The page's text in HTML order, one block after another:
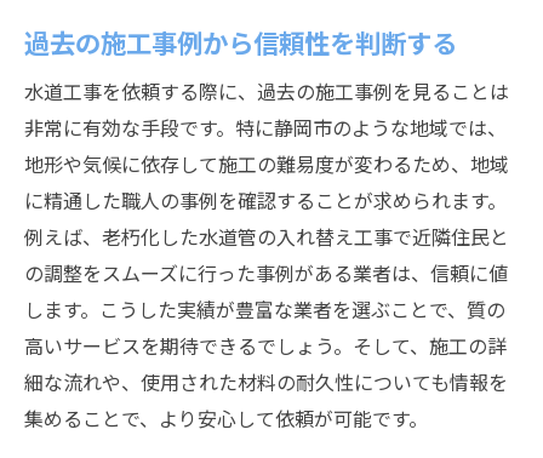
地元の資材調達への利便性
施工の安全性を保証する資格の重要性
高度な技術力を示す実績の確認
資格取得による信頼性の強化
技術向上のための継続的な研修
施工技術の多様性と対応力
技術力を裏付ける具体的な事例
失敗しない水道工事業者選び静岡市のケースス
タディ
過去の失敗事例から学ぶ教訓
過去の施工事例から信頼性を判断する
水道工事を依頼する際に、過去の施工事例を見ることは
非常に有効な手段です。特に静岡市のような地域では、
地形や気候に依存して施工の難易度が変わるため、地域
に精通した職人の事例を確認することが求められます。
例えば、老朽化した水道管の入れ替え工事で近隣住民と
の調整をスムーズに行った事例がある業者は、信頼に値
します。こうした実績が豊富な業者を選ぶことで、質の
高いサービスを期待できるでしょう。そして、施工の詳
細な流れや、使用された材料の耐久性についても情報を
集めることで、より安心して依頼が可能です。